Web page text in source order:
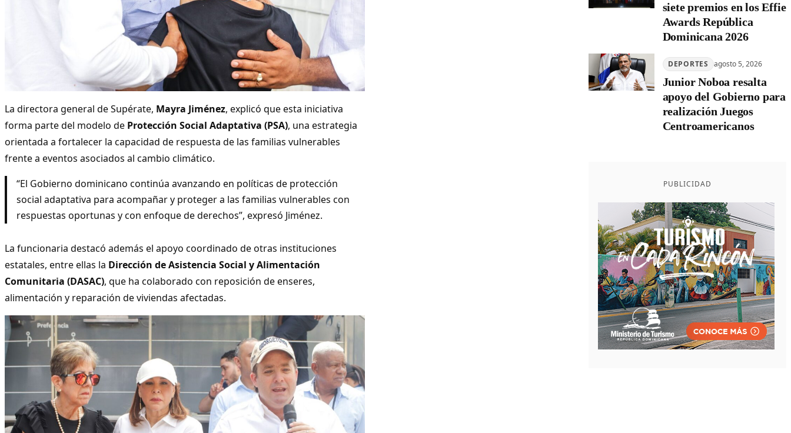
La directora general de Supérate, Mayra Jiménez, explicó que esta iniciativa
forma parte del modelo de Protección Social Adaptativa (PSA), una estrategia
orientada a fortalecer la capacidad de respuesta de las familias vulnerables
frente a eventos asociados al cambio climático.
“El Gobierno dominicano continúa avanzando en políticas de protección
social adaptativa para acompañar y proteger a las familias vulnerables con
respuestas oportunas y con enfoque de derechos”, expresó Jiménez.
La funcionaria destacó además el apoyo coordinado de otras instituciones
estatales, entre ellas la Dirección de Asistencia Social y Alimentación
Comunitaria (DASAC), que ha colaborado con reposición de enseres,
alimentación y reparación de viviendas afectadas.
siete premios en los Effie
Awards República
Dominicana 2026
DEPORTES agosto 5, 2026
Junior Noboa resalta
apoyo del Gobierno para
realización Juegos
Centroamericanos
PUBLICIDAD